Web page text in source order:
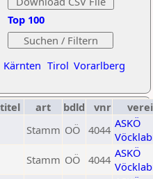
Kärnten Tirol Vorarlberg
Top 100
titel art bdld vnr
Stamm OÖ 4044 ASKÖ
Stamm OÖ 4044 ASKÖ